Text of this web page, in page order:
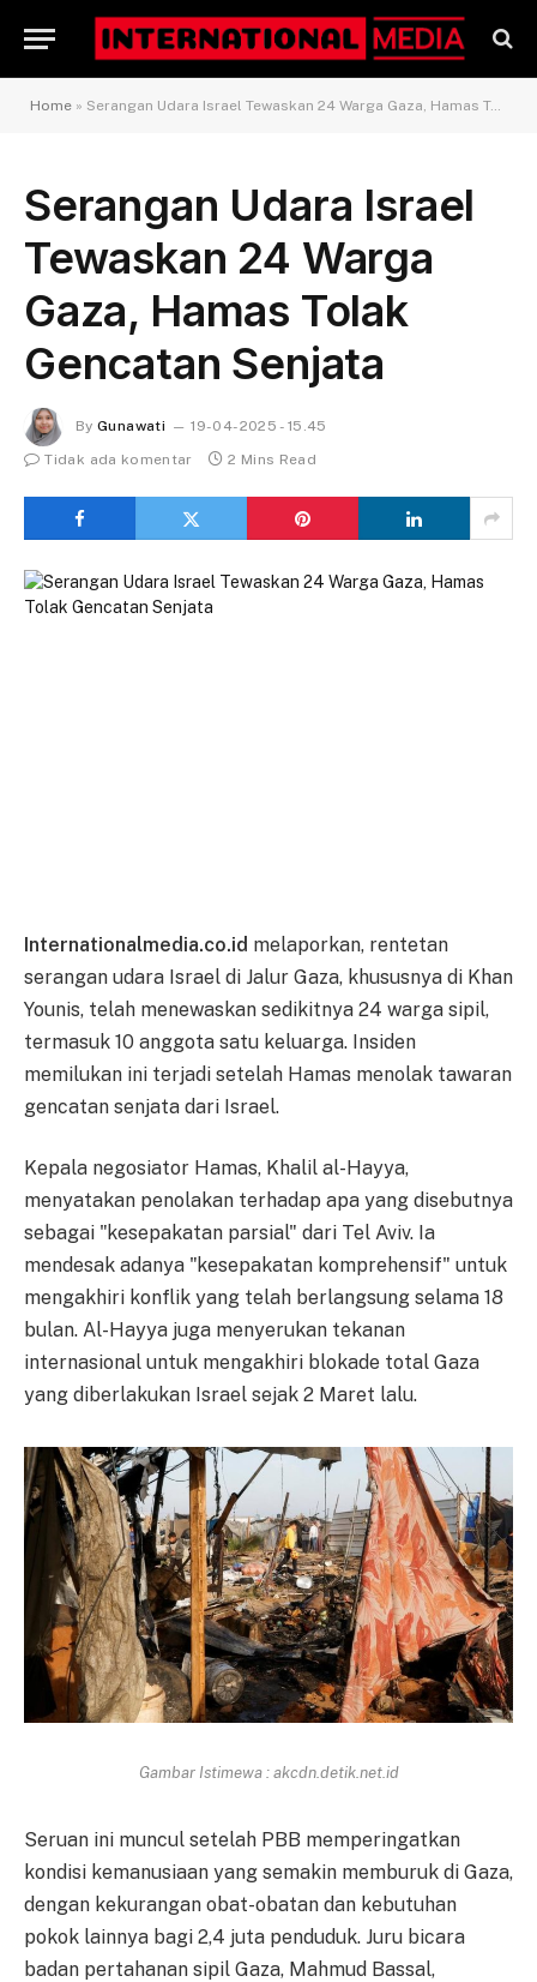
Home » Serangan Udara Israel Tewaskan 24 Warga Gaza, Hamas Tolak Gencatan Senjata
Serangan Udara Israel
Tewaskan 24 Warga
Gaza, Hamas Tolak
Gencatan Senjata
By Gunawati
19-04-2025 - 15.45
Tidak ada komentar
2 Mins Read
Internationalmedia.co.id melaporkan, rentetan
serangan udara Israel di Jalur Gaza, khususnya di Khan
Younis, telah menewaskan sedikitnya 24 warga sipil,
termasuk 10 anggota satu keluarga. Insiden
memilukan ini terjadi setelah Hamas menolak tawaran
gencatan senjata dari Israel.
Kepala negosiator Hamas, Khalil al-Hayya,
menyatakan penolakan terhadap apa yang disebutnya
sebagai "kesepakatan parsial" dari Tel Aviv. Ia
mendesak adanya "kesepakatan komprehensif" untuk
mengakhiri konflik yang telah berlangsung selama 18
bulan. Al-Hayya juga menyerukan tekanan
internasional untuk mengakhiri blokade total Gaza
yang diberlakukan Israel sejak 2 Maret lalu.
Gambar Istimewa : akcdn.detik.net.id
Seruan ini muncul setelah PBB memperingatkan
kondisi kemanusiaan yang semakin memburuk di Gaza,
dengan kekurangan obat-obatan dan kebutuhan
pokok lainnya bagi 2,4 juta penduduk. Juru bicara
badan pertahanan sipil Gaza, Mahmud Bassal,